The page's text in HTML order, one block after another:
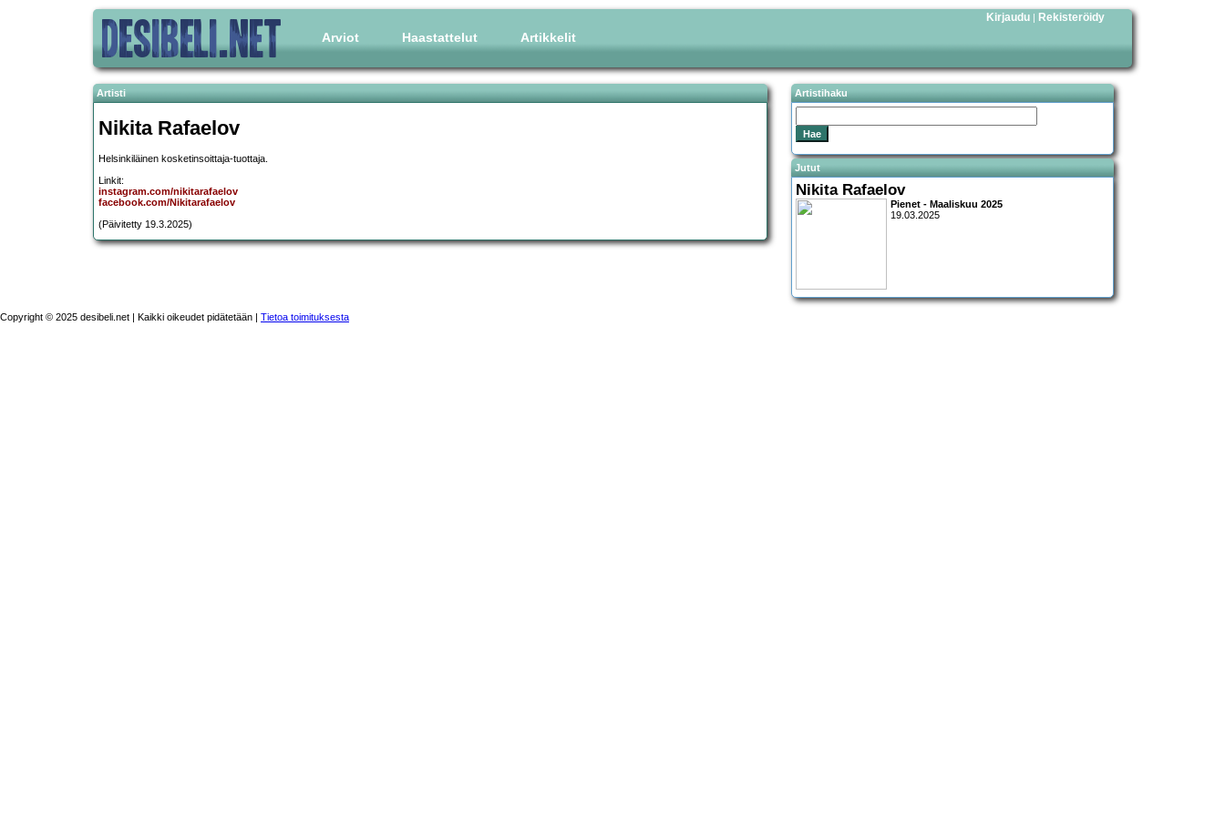
Arviot Haastattelut Artikkelit
Kirjaudu | Rekisteröidy
Artisti
Nikita Rafaelov
Helsinkiläinen kosketinsoittaja-tuottaja.
Linkit:
instagram.com/nikitarafaelov
facebook.com/Nikitarafaelov
(Päivitetty 19.3.2025)
Artistihaku
Jutut
Nikita Rafaelov
Pienet - Maaliskuu 2025
19.03.2025
Copyright © 2025 desibeli.net | Kaikki oikeudet pidätetään | Tietoa toimituksesta